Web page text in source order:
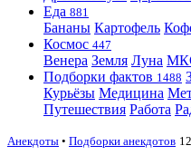
Еда 881
Бананы Картофель
Космос 447
Венера Земля Луна
Подборки фактов 1488
Курьёзы Медицина
Путешествия Работа
Анекдоты • Подборки анекдотов